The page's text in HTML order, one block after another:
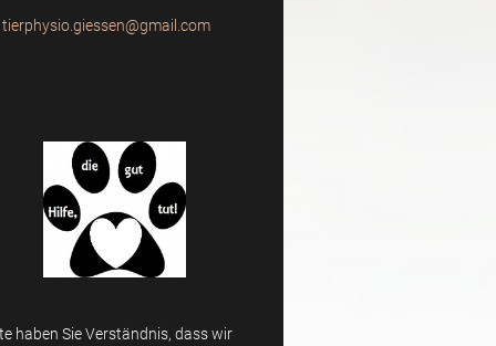
tierphysio.giessen@gmail .com
haben Sie Verständnis, dass wir